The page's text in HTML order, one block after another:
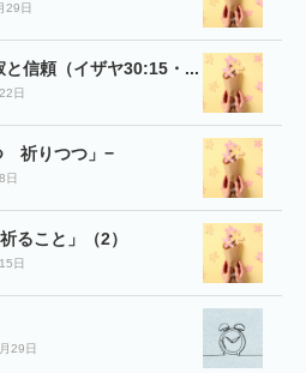
29日
信頼（イザヤ30:15・...
日
祈りつつ」−
日
ること」（2）
日
29日